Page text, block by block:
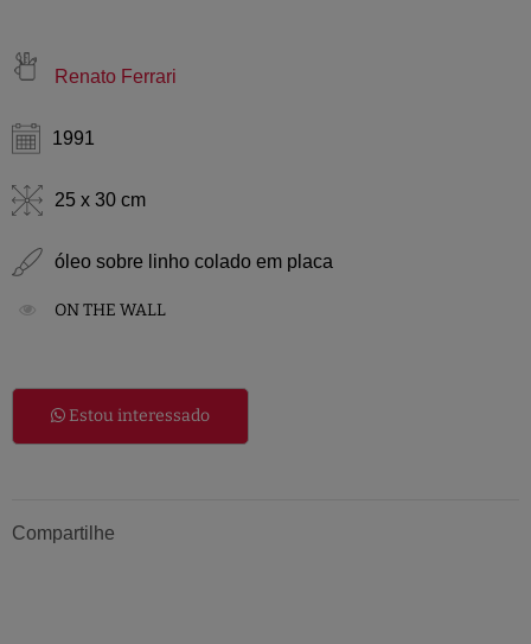
Renato Ferrari
1991
25 x 30 cm
óleo sobre linho colado em placa
ON THE WALL
Estou interessado
Compartilhe